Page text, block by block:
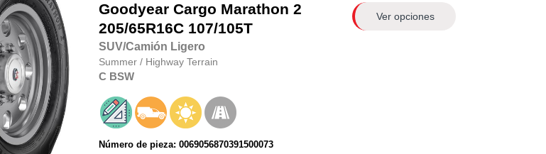
Goodyear Cargo Marathon 2
205/65R16C107/105T
SUV/Camión Ligero
Summer / Highway Terrain
C BSW
Número de pieza: 0069056870391500073
Ver opciones